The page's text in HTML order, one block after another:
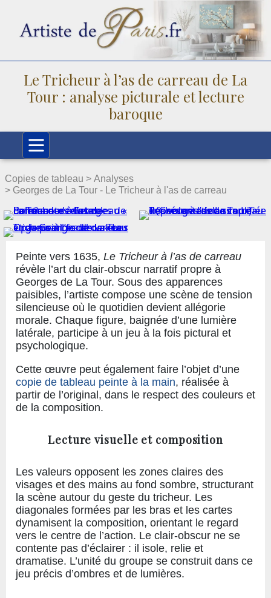
Le Tricheur à l’as de carreau de La
Tour : analyse picturale et lecture
baroque
Copies de tableau > Analyses
> Georges de La Tour - Le Tricheur à l'as de carreau
Peinte vers 1635, Le Tricheur à l’as de carreau
révèle l’art du clair-obscur narratif propre à
Georges de La Tour. Sous des apparences
paisibles, l’artiste compose une scène de tension
silencieuse où le quotidien devient allégorie
morale. Chaque figure, baignée d’une lumière
latérale, participe à un jeu à la fois pictural et
psychologique.
Cette œuvre peut également faire l’objet d’une
copie de tableau peinte à la main, réalisée à
partir de l’original, dans le respect des couleurs et
de la composition.
Lecture visuelle et composition
Les valeurs opposent les zones claires des
visages et des mains au fond sombre, structurant
la scène autour du geste du tricheur. Les
diagonales formées par les bras et les cartes
dynamisent la composition, orientant le regard
vers le centre de l’action. Le clair-obscur ne se
contente pas d’éclairer : il isole, relie et
dramatise. L’unité du groupe se construit dans ce
jeu précis d’ombres et de lumières.